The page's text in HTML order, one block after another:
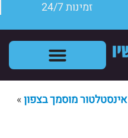
זמינות 24/7
אינסטלטור מוסמך בצפון»